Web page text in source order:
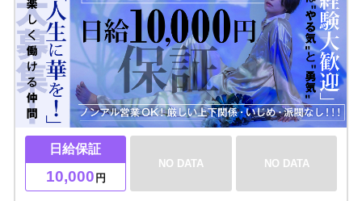
日給保証
10,000 円
NO DATA NO DATA